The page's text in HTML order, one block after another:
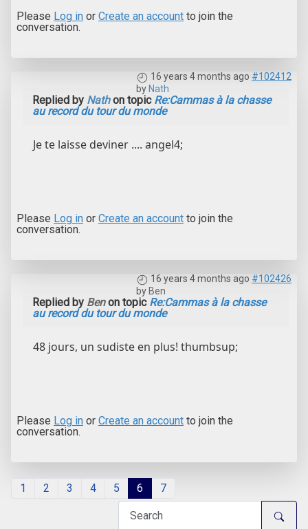
Please Log in or Create an account to join the
conversation.
16 years 4 months ago #102412
byNath
Replied by Nathon topic Re:Cammas à la chasse
au record du tour du monde
Je te laisse deviner .... angel4;
Please Log in or Create an account to join the
conversation.
16 years 4 months ago #102426
byBen
Replied by Benon topic Re:Cammas à la chasse
au record du tour du monde
48 jours, un sudiste en plus! thumbsup;
Please Log in or Create an account to join the
conversation.
1 2 3 4 5 6 7